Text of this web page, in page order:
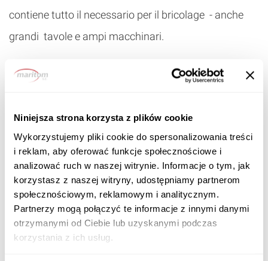
Niniejsza strona korzysta z plików cookie
Wykorzystujemy pliki cookie do spersonalizowania treści
i reklam, aby oferować funkcje społecznościowe i
analizować ruch w naszej witrynie. Informacje o tym, jak
korzystasz z naszej witryny, udostępniamy partnerom
społecznościowym, reklamowym i analitycznym.
Partnerzy mogą połączyć te informacje z innymi danymi
otrzymanymi od Ciebie lub uzyskanymi podczas
korzystania z ich usług.
contiene tutto il necessario per il bricolage - anche
grandi tavole e ampi macchinari.
Basta progettare individualmente la grandezza e la
L’evasione dell'ordine non richiede molto tempo. La
realizzazione del garage in lamiera richiede
solitamente meno di due settimane (con le misure
standard il tempo può anche ridursi), il nostro staff
qualificato impiega letteralmente qualche minuto per